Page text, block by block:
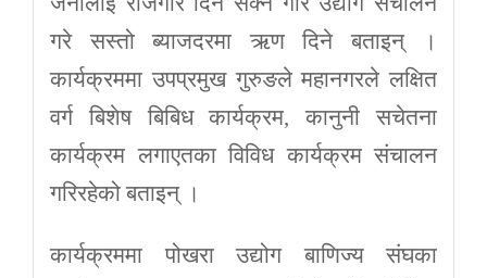
गरे सस्तो ब्याजदरमा ऋण दिने बताइन् ।
कार्यक्रममा उपप्रमुख गुरुङले महानगरले लक्षित
वर्ग बिशेष बिबिध कार्यक्रम, कानुनी सचेतना
कार्यक्रम लगाएतका विविध कार्यक्रम संचालन
गरिरहेको बताइन् ।
कार्यक्रममा पोखरा उद्योग बाणिज्य संघका